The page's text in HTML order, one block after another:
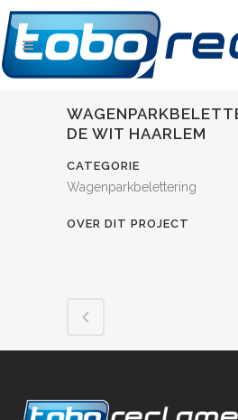
DE WIT HAARLEM
CATEGORIE
Wagenparkbelettering
OVER DIT PROJECT